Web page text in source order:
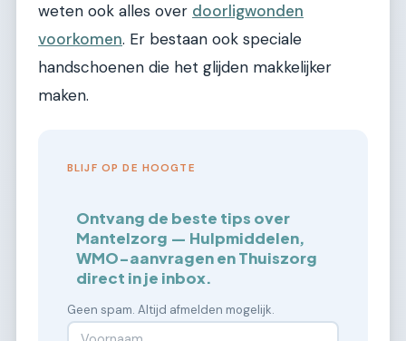
weten ook alles over doorligwonden
voorkomen. Er bestaan ook speciale
handschoenen die het glijden makkelijker
maken.
BLIJF OP DE HOOGTE
Ontvang de beste tips over
Mantelzorg — Hulpmiddelen,
WMO-aanvragen en Thuiszorg
direct in je inbox.
Geen spam. Altijd afmelden mogelijk.